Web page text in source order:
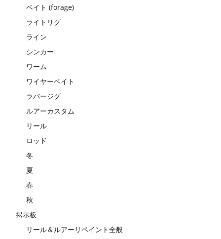
ベイト (forage)
ライトリグ
ライン
シンカー
ワーム
ワイヤーベイト
ラバージグ
ルアーカスタム
リール
ロッド
冬
夏
春
秋
掲示板
リール＆ルアーリペイント全般